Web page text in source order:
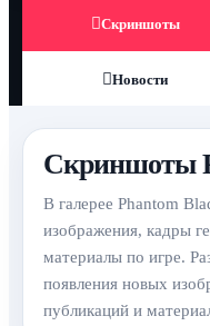
Скриншоты
Новости
Скриншоты
В галерее Phantom
изображения, кадры
материалы по игре.
появления новых
публикаций и